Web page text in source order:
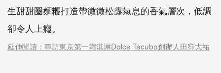
生甜甜圈麵糰打造帶微微松露氣息的香氣層次，低調
卻令人上癮。
延伸閱讀：專訪東京第一霜淇淋Dolce Tacubo創辦人田窪大祐